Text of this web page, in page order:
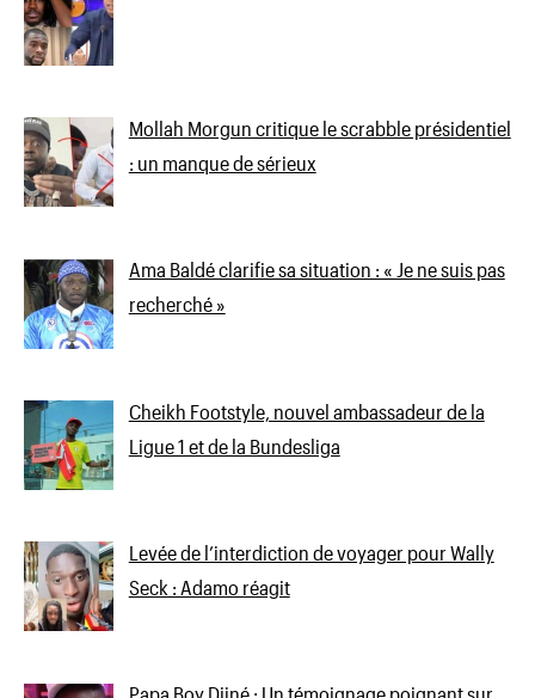
Mollah Morgun critique le scrabble présidentiel
: un manque de sérieux
Ama Baldé clarifie sa situation : « Je ne suis pas
recherché »
Cheikh Footstyle, nouvel ambassadeur de la
Ligue 1 et de la Bundesliga
Levée de l’interdiction de voyager pour Wally
Seck : Adamo réagit